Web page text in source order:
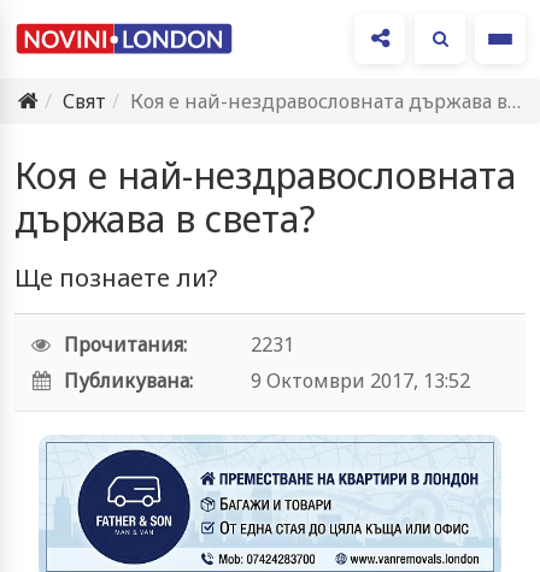
Свят
Коя е най-нездравословната държава в света?
Коя е най-нездравословната
държава в света?
Ще познаете ли?
Прочитания:
2231
Публикувана:
9 Октомври 2017, 13:52